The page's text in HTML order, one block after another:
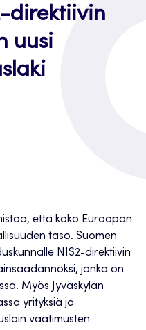
direktiivin
uusi
että koko Euroopan
taso. Suomen
NIS2-direktiivin
jonka on
Myös Jyväskylän
yrityksiä ja
vaatimusten